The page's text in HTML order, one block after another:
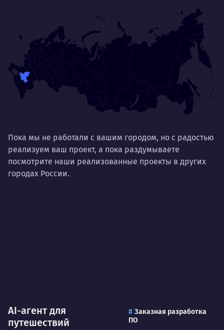
Пока мы не работали с вашим городом, но с радостью
реализуем ваш проект, а пока раздумываете
посмотрите наши реализованные проекты в других
городах России.
AI-агент для
путешествий
Заказная разработка
ПО